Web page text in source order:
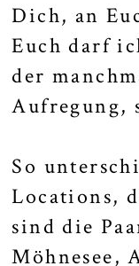
Dich, an
Euch darf
der
Aufregung,
So
Locations,
sind die
Möhnesee,